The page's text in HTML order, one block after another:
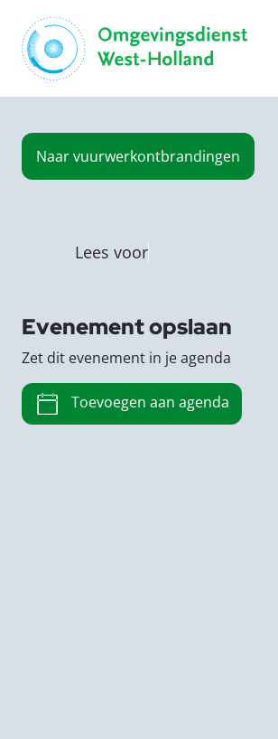
Naarvuurwerkontbrandingen
Lees voor
Evenement opslaan
Zet dit evenement in je agenda
Toevoegen aan agenda